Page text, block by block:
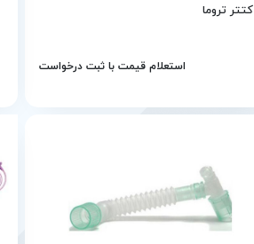
کتتر تروما
استعلام قیمت با ثبت درخواست